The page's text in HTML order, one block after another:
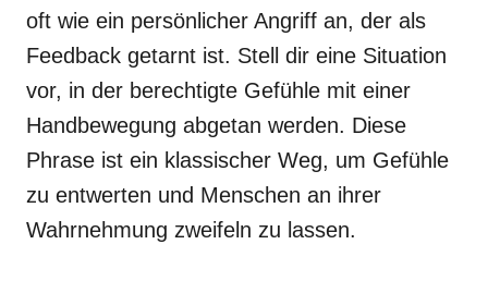
oft wie ein persönlicher Angriff an, der als
Feedback getarnt ist. Stell dir eine Situation
vor, in der berechtigte Gefühle mit einer
Handbewegung abgetan werden. Diese
Phrase ist ein klassischer Weg, um Gefühle
zu entwerten und Menschen an ihrer
Wahrnehmung zweifeln zu lassen.